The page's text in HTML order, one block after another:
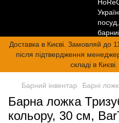
Доставка в Києві. Замовляй до
після підтвердження
складі в
Барний інвентар Барні
Барна ложка
кольору, 30 см,